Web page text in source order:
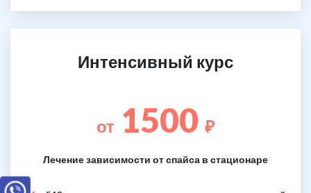
Интенсивный курс
от 1500 ₽
Лечение зависимости от спайса в стационаре